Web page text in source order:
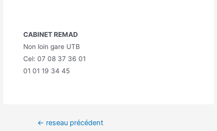
CABINET REMAD
Non loin gare UTB
Cel: 07 08 37 36 01
01 01 19 34 45
← reseau précédent